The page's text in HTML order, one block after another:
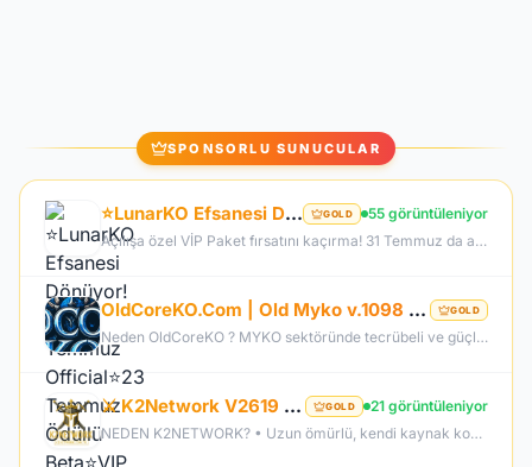
SPONSORLU SUNUCULAR
⭐LunarKO Efsanesi Dönüyor!⭐31 Temmuz Official⭐23 Temmuz Ödüllü Beta⭐VIP PAKET HEDİYE⭐V2585Dx11⭐ GOLD
55 görüntüleniyor
Açılışa özel VİP Paket fırsatını kaçırma! 31 Temmuz da aramıza katıl , unutamayacağın bir deneyim senin olsun!
OldCoreKO.Com | Old Myko v.1098 | Starter + Yan Pus Ücretsiz | Academy : 17 Temmuz 2026 -Cuma 21:00! GOLD
Neden OldCoreKO ? MYKO sektöründe tecrübeli ve güçlü yönetim Oyuncu geri bildirimlerine önem veren şeffaf yapı Play to Win odaklı sistem anlayışı Dengeli ekonomi ve sürdürülebilir oyun yapısı Uzun soluklu, plansız kapanma riski olmayan sunucu vizyonu Deneyimli yönetim ekibimizin rehberliğinde, uzun soluklu ve unutulmaz bir maceraya hazır olun. OldCoreKO; heyecan dolu bir ortam, PK temposunun hiç durmadığı ve MYKO’nun özünü sonuna kadar yaşayabileceğiniz eşsiz bir atmosfer.
⚔️ K2Network V2619 – Yeni Nesil Farm Dönemi! | Ücretsiz PUS | +30 Rebirth | Auto Upgrade | 7/24 Farm GOLD
21 görüntüleniyor
NEDEN K2NETWORK? • Uzun ömürlü, kendi kaynak koduna sahip gerçek bir proje – hazır dosya alıp 1 haftada patlayan server değil. • %100 farm mantığı – KC/TL zorunluluğu yok, her şey oynayarak kazanılabilir. • Upgrade sınırı yok! – +30 Rebirthe kadar ilerleyen, +5’e kadar basılan takılar! • Tamamen ücretsiz PUS, paranızı sevdiklerinize ve ailenize ayırabilirsiniz! • Upgrade oranları şeffaf – % kaç ihtimalle bastığını ekranda net görüyorsun. • Auto Upgrade sistemi oyuna direkt entegre